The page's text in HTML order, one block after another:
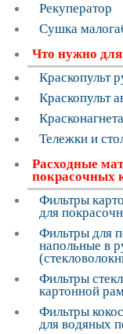
Рекуператор
Сушка
Что нужно
Краскопульт
Краскопульт
Тележки и
Расходные
покрасочных
Фильтры
для
Фильтры для
напольные в
Фильтры
картонной
Фильтры
для водяных